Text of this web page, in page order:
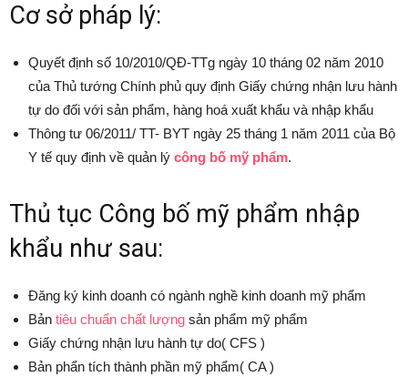
Cơ sở pháp lý:
Quyết định số 10/2010/QĐ-TTg ngày 10 tháng 02 năm 2010
của Thủ tướng Chính phủ quy định Giấy chứng nhận lưu hành
tự do đối với sản phẩm, hàng hoá xuất khẩu và nhập khẩu
Thông tư 06/2011/ TT- BYT ngày 25 tháng 1 năm 2011 của Bộ
Y tế quy định về quản lý công bố mỹ phẩm.
Thủ tục Công bố mỹ phẩm nhập
khẩu như sau:
Đăng ký kinh doanh có ngành nghề kinh doanh mỹ phẩm
Bản tiêu chuẩn chất lượng sản phẩm mỹ phẩm
Giấy chứng nhận lưu hành tự do( CFS )
Bản phẩn tích thành phần mỹ phẩm( CA )